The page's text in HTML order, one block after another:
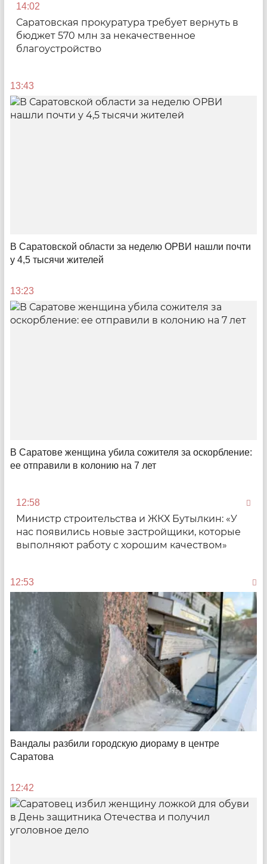
Из-под земли достали
Археологи представили находки, сделанные в
Саратовской области
14:03
Выход на новый уровень
Что T2 успела до Нового года
13:59
Итоги года – 2024
Атака БПЛА, кино про Саратов, «главопад»,
08:00
Постэнтузиазм
Как неравнодушные люди с очень небольшой
зарплатой пытаются тушить пожары в районах
Саратовской области
11:34
14:02
Саратовская прокуратура требует вернуть в
бюджет 570 млн за некачественное
благоустройство
13:43
В Саратовской области за неделю ОРВИ нашли почти
у 4,5 тысячи жителей
13:23
В Саратове женщина убила сожителя за оскорбление:
ее отправили в колонию на 7 лет
12:58
Министр строительства и ЖКХ Бутылкин: «У
нас появились новые застройщики, которые
выполняют работу с хорошим качеством»
12:53
Вандалы разбили городскую диораму в центре
Саратова
12:42